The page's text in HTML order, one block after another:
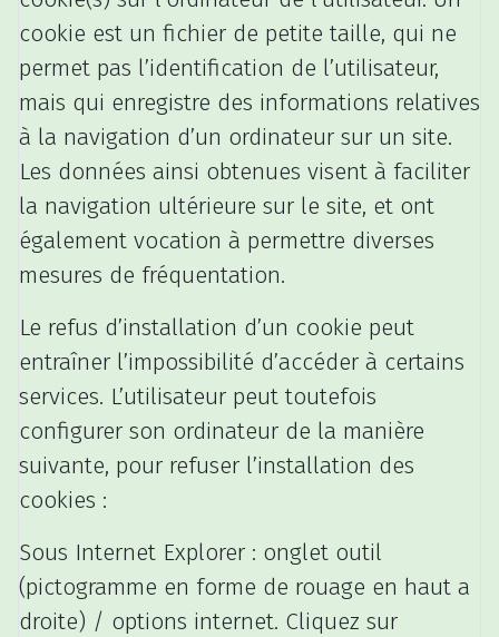
cookie est un fichier de petite taille, qui ne
permet pas l’identification de l’utilisateur,
mais qui enregistre des informations relatives
à la navigation d’un ordinateur sur un site.
Les données ainsi obtenues visent à faciliter
la navigation ultérieure sur le site, et ont
également vocation à permettre diverses
mesures de fréquentation.
Le refus d’installation d’un cookie peut
entraîner l’impossibilité d’accéder à certains
services. L’utilisateur peut toutefois
configurer son ordinateur de la manière
suivante, pour refuser l’installation des
cookies :
Sous Internet Explorer : onglet outil
(pictogramme en forme de rouage en haut a
droite) / options internet. Cliquez sur